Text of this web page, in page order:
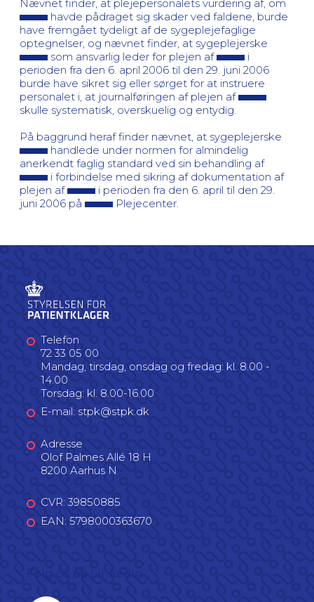
Nævnet finder, at plejepersonalets vurdering af, om
havde pådraget sig skader ved faldene, burde
have fremgået tydeligt af de sygeplejefaglige
optegnelser, og nævnet finder, at sygeplejerske
som ansvarlig leder for plejen af
i
perioden fra den 6. april 2006 til den 29. juni 2006
burde have sikret sig eller sørget for at instruere
personalet i, at journalføringen af plejen af
skulle systematisk, overskuelig og entydig.
På baggrund heraf finder nævnet, at sygeplejerske
handlede under normen for almindelig
anerkendt faglig standard ved sin behandling af
i forbindelse med sikring af dokumentation af
plejen af
i perioden fra den 6. april til den 29.
juni 2006 på
Plejecenter.
Telefon
72 33 05 00
Mandag, tirsdag, onsdag og fredag: kl. 8.00 -
14.00
Torsdag: kl. 8.00-16.00
E-mail: stpk@stpk.dk
Adresse
Olof Palmes Allé 18 H
8200 Aarhus N
CVR: 39850885
EAN: 5798000363670